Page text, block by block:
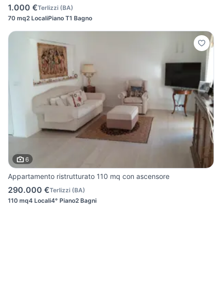
1.000 €Terlizzi (BA)
70 mq2 LocaliPiano T1 Bagno
6
Appartamento ristrutturato 110 mq con ascensore
290.000 €Terlizzi (BA)
110 mq4 Locali4° Piano2 Bagni